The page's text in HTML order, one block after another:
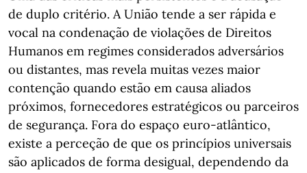
de duplo critério. A União tende a ser rápida e
vocal na condenação de violações de Direitos
Humanos em regimes considerados adversários
ou distantes, mas revela muitas vezes maior
contenção quando estão em causa aliados
próximos, fornecedores estratégicos ou parceiros
de segurança. Fora do espaço euro-atlântico,
existe a perceção de que os princípios universais
são aplicados de forma desigual, dependendo da